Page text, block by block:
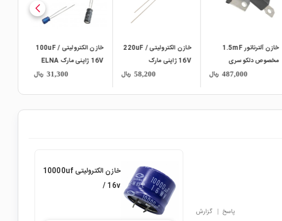
خازن الکترولیتی 220uF /
16V ژاپنی مارک
58,200 ریال
خازن الکترولیتی 100uF /
16V ژاپنی مارک ELNA
31,300 ریال
خازن الکترولیتی 330uF /
16V
37,700 ریال
پاسخ | گزارش
خازن الکترولیتی 10000uf
/ 16v